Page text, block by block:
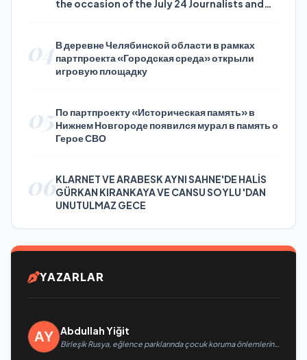
the occasion of the July 24 Journalists and
04В деревне Челябинской области в рамках
партпроекта «Городская среда» открыли
игровую площадку
05По партпроекту «Историческая память» в
Нижнем Новгороде появился мурал в память о
Герое СВО
06KLARNET VE ARABESK AYNI SAHNE'DE HALİS
GÜRKAN KIRANKAYA VE CANSU SOYLU 'DAN
UNUTULMAZ GECE
YAZARLAR
Abdullah Yiğit
Birleşik Rusya, eğlence parklarında çocuk koruma önlemlerinin